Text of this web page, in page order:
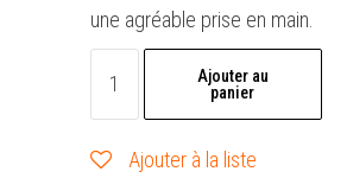
une agréable prise en main.
24
Ajouter au
panier
Ajouter à la liste